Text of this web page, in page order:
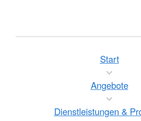
Start
Angebote
Dienstleistungen &